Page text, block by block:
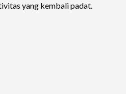
yang kembali padat.